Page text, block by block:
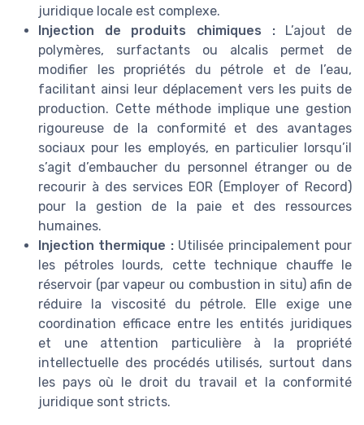
juridique locale est complexe.
Injection de produits chimiques :L’ajout de
polymères, surfactants ou alcalis permet de
modifier les propriétés du pétrole et de l’eau,
facilitant ainsi leur déplacement vers les puits de
production. Cette méthode implique une gestion
rigoureuse de la conformité et des avantages
sociaux pour les employés, en particulier lorsqu’il
s’agit d’embaucher du personnel étranger ou de
recourir à des services EOR (Employer of Record)
pour la gestion de la paie et des ressources
humaines.
Injection thermique :Utilisée principalement pour
les pétroles lourds, cette technique chauffe le
réservoir (par vapeur ou combustion in situ) afin de
réduire la viscosité du pétrole. Elle exige une
coordination efficace entre les entités juridiques
et une attention particulière à la propriété
intellectuelle des procédés utilisés, surtout dans
les pays où le droit du travail et la conformité
juridique sont stricts.